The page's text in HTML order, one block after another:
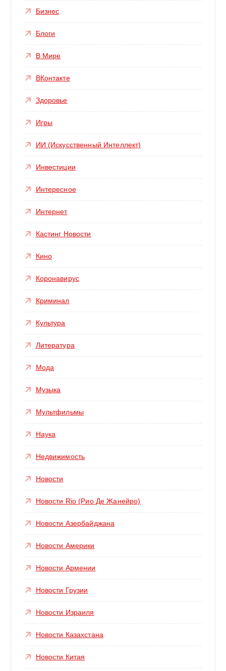
Бизнес
Блоги
В Мире
ВКонтакте
Здоровье
Игры
ИИ (Искусственный Интеллект)
Инвестиции
Интересное
Интернет
Кастинг Новости
Кино
Коронавирус
Криминал
Культура
Литература
Мода
Музыка
Мультфильмы
Наука
Недвижимость
Новости
Новости Rio (Рио Де Жанейро)
Новости Азербайджана
Новости Америки
Новости Армении
Новости Грузии
Новости Израиля
Новости Казахстана
Новости Китая